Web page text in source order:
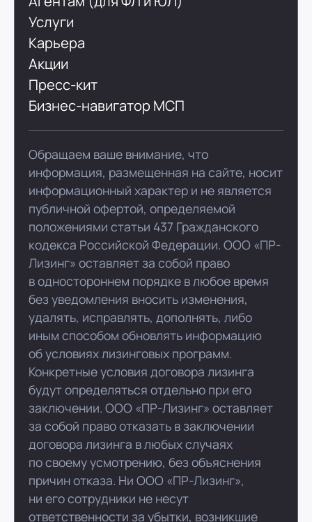
Услуги
Карьера
Акции
Пресс-кит
Бизнес-навигатор МСП
Обращаем ваше внимание, что
информация, размещенная на сайте, носит
информационный характер и не является
публичной офертой, определяемой
положениями статьи 437 Гражданского
кодекса Российской Федерации. ООО «ПР-
Лизинг» оставляет за собой право
в одностороннем порядке в любое время
без уведомления вносить изменения,
удалять, исправлять, дополнять, либо
иным способом обновлять информацию
об условиях лизинговых программ.
Конкретные условия договора лизинга
будут определяться отдельно при его
заключении. ООО «ПР-Лизинг» оставляет
за собой право отказать в заключении
договора лизинга в любых случаях
по своему усмотрению, без объяснения
причин отказа. Ни ООО «ПР-Лизинг»,
ни его сотрудники не несут
ответственности за убытки, возникшие